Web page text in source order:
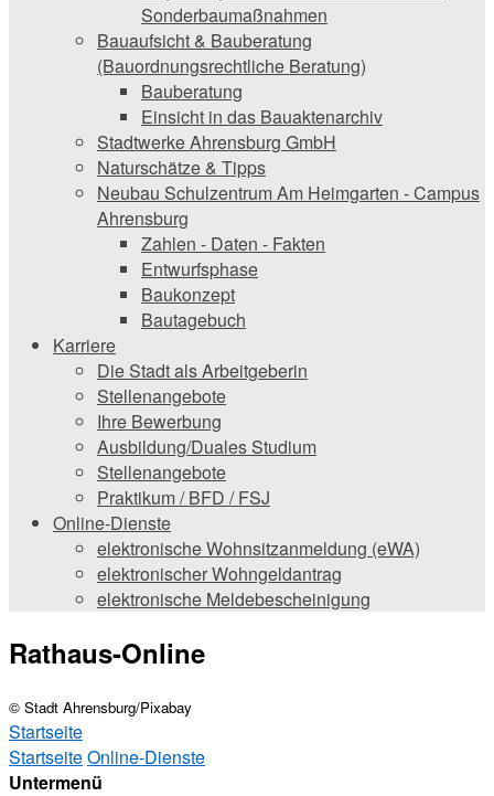
Sonderbaumaßnahmen
Bauaufsicht & ­Bauberatung
(Bauordnungsrechtliche Beratung)
Bauberatung
Einsicht in das Bauaktenarchiv
Stadtwerke ­Ahrensburg GmbH
Naturschätze & Tipps
Neubau Schulzentrum Am Heimgarten - Campus
Ahrensburg
Zahlen - Daten - Fakten
Entwurfsphase
Baukonzept
Bautagebuch
Karriere
Die Stadt als Arbeitgeberin
Stellenangebote
Ihre Bewerbung
Ausbildung/Duales Studium
Stellenangebote
Praktikum / BFD / FSJ
Online-Dienste
elektronische Wohnsitzanmeldung (eWA)
elektronischer Wohngeldantrag
elektronische Meldebescheinigung
Rathaus-Online
© Stadt Ahrensburg/Pixabay
Startseite
StartseiteOnline-Dienste
Untermenü